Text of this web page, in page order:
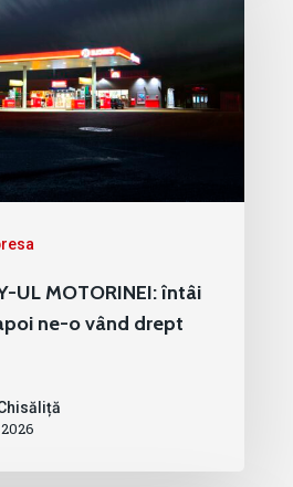
UL MOTORINEI: întâi
ne-o vând drept